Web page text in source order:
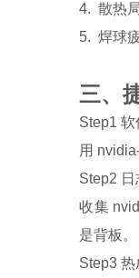
4. 散热
5. 焊球
三、
Step1 软
用
Step2 日
收集
是背板。
Step3 热